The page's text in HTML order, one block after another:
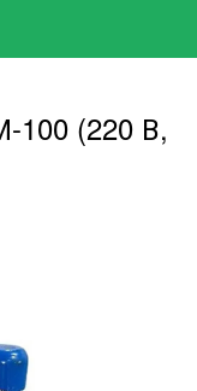
100 (220 В,